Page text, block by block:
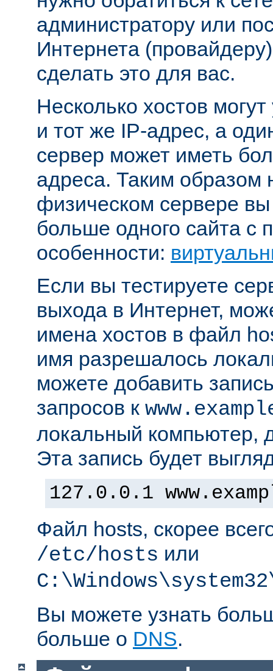
администратору или
Интернета
сделать это для вас.
Несколько хостов
и тот же IP-адрес, а
сервер может иметь
адреса. Таким образом
физическом сервере
больше одного сайта с
особенности:
Если вы тестируете
выхода в Интернет,
имена хостов в файл
имя разрешалось
можете добавить
запросов к
локальный компьютер,
Эта запись будет
127.0.0.1
Файл hosts, скорее
/etc/hosts или
Вы можете узнать
больше о DNS.